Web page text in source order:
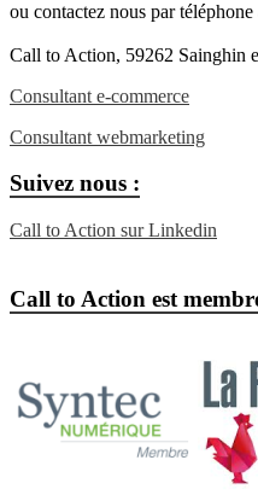
ou contactez nous par téléphone
Call to Action, 59262 Sainghin
Consultant e-commerce
Consultant webmarketing
Suivez nous :
Call to Action sur Linkedin
Call to Action est